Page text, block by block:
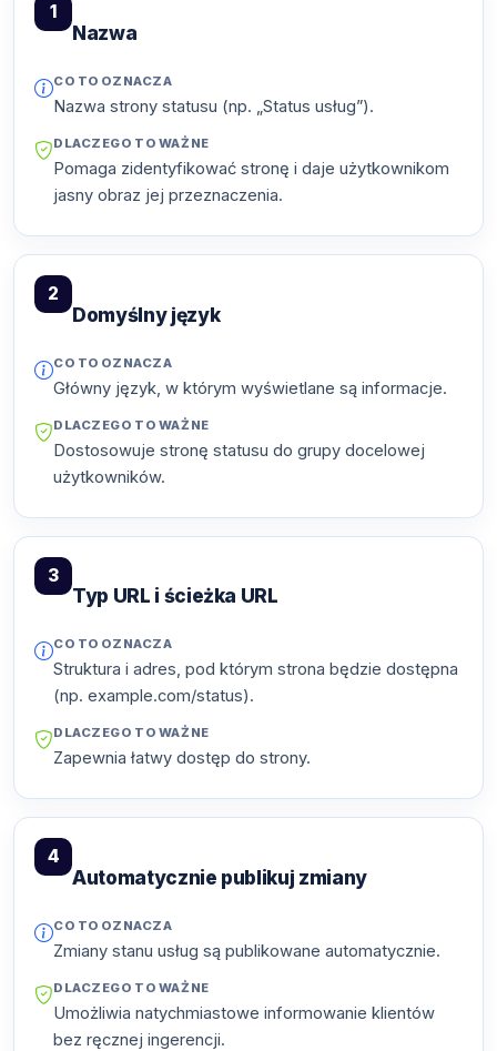
1
Nazwa
CO TO OZNACZA
Nazwa strony statusu (np. „Status usług”).
DLACZEGO TO WAŻNE
Pomaga zidentyfikować stronę i daje użytkownikom
jasny obraz jej przeznaczenia.
2
Domyślny język
CO TO OZNACZA
Główny język, w którym wyświetlane są informacje.
DLACZEGO TO WAŻNE
Dostosowuje stronę statusu do grupy docelowej
użytkowników.
3
Typ URL i ścieżka URL
CO TO OZNACZA
Struktura i adres, pod którym strona będzie dostępna
(np. example.com/status).
DLACZEGO TO WAŻNE
Zapewnia łatwy dostęp do strony.
4
Automatycznie publikuj zmiany
CO TO OZNACZA
Zmiany stanu usług są publikowane automatycznie.
DLACZEGO TO WAŻNE
Umożliwia natychmiastowe informowanie klientów
bez ręcznej ingerencji.